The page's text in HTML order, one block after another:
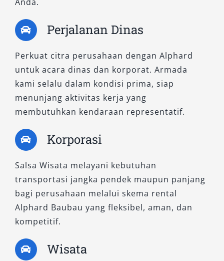
6. Alphard 2.5L G CVT
dengan tambahan fitur kenyamanan seperti
sistem audio premium, jok kulit asli, dan
pengaturan kursi elektrik. Pilihan ideal untuk
rental Alphard premium dengan tampilan
eksklusif. Cocok digunakan untuk penjemputan
eksekutif atau kebutuhan mobilitas harian
skala menengah.
7. Alphard 2.5L HEV CVT
Tipe hybrid efisien dengan fitur lengkap dan
desain modern. Performa hemat energi
berpadu dengan kenyamanan kabin dan
kelengkapan sistem keselamatan canggih.
Varian ini ideal untuk Anda yang menginginkan
Perjalanan Dinas
Perkuat citra perusahaan dengan Alphard
untuk acara dinas dan korporat. Armada
kami selalu dalam kondisi prima, siap
menunjang aktivitas kerja yang
membutuhkan kendaraan representatif.
Korporasi
Salsa Wisata melayani kebutuhan
transportasi jangka pendek maupun panjang
bagi perusahaan melalui skema rental
Alphard Baubau yang fleksibel, aman, dan
kompetitif.
Wisata